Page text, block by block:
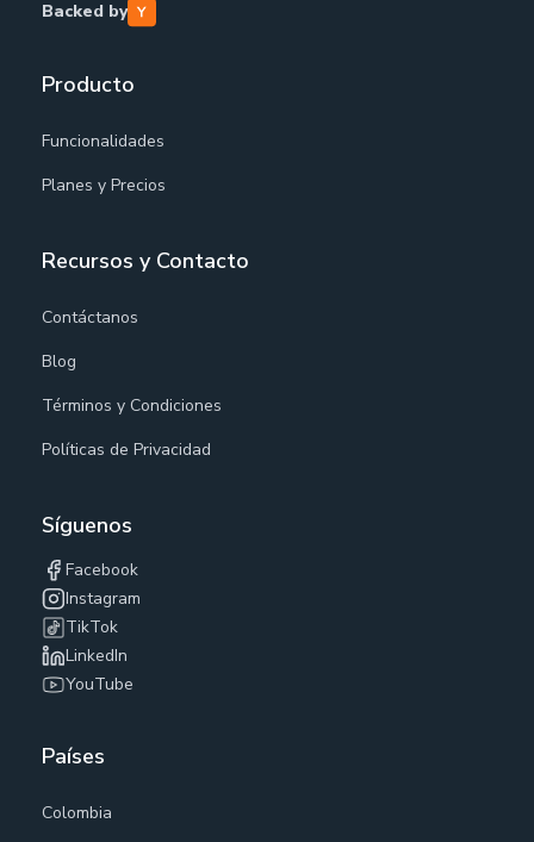
Backed by
Producto
Funcionalidades
Planes y Precios
Recursos y Contacto
Contáctanos
Blog
Términos y Condiciones
Políticas de Privacidad
Síguenos
Facebook
Instagram
TikTok
LinkedIn
YouTube
Países
Colombia